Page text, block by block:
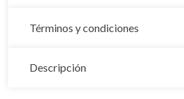
Términos y condiciones
Descripción